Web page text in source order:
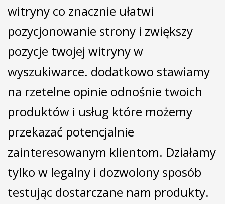
witryny co znacznie ułatwi
pozycjonowanie strony i zwiększy
pozycje twojej witryny w
wyszukiwarce. dodatkowo stawiamy
na rzetelne opinie odnośnie twoich
produktów i usług które możemy
przekazać potencjalnie
zainteresowanym klientom. Działamy
tylko w legalny i dozwolony sposób
testując dostarczane nam produkty.